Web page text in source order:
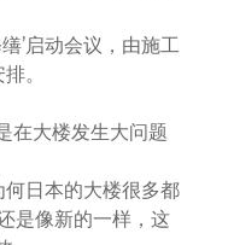
’启动会议，由施工
。
在大楼发生大问题
日本的大楼很多都
是像新的一样，这